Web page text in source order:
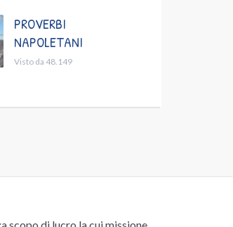
PROVERBI
NAPOLETANI
Visto da 48.149